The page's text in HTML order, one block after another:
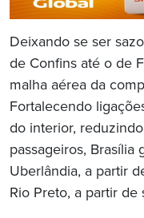
Deixando se ser
de Confins até o de
malha aérea da
Fortalecendo
do interior,
passageiros, Brasília
Uberlândia, a partir
Rio Preto, a partir de